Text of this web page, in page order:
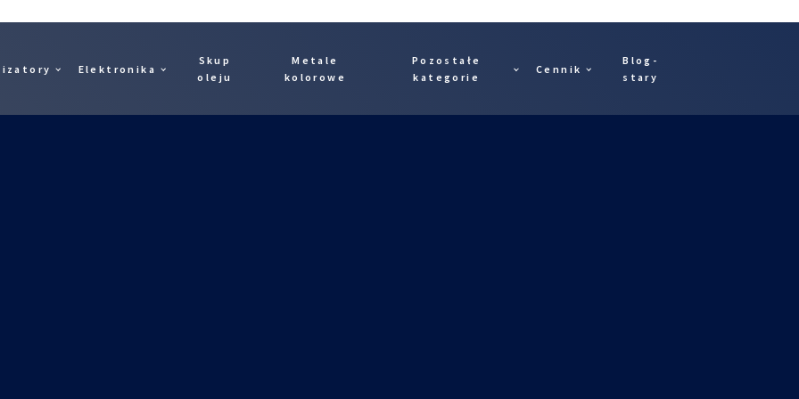
Elektronika
Skup
oleju
Metale
kolorowe
Pozostałe
kategorie
Cennik
Blog-
stary